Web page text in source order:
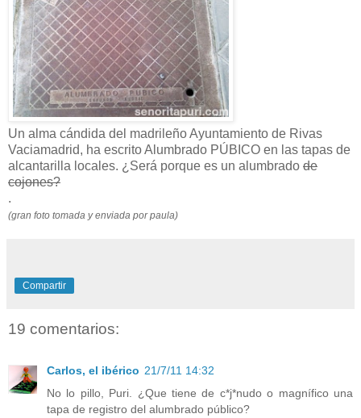
Un alma cándida del madrileño Ayuntamiento de Rivas
Vaciamadrid, ha escrito Alumbrado PÚBICO en las tapas de
alcantarilla locales. ¿Será porque es un alumbrado de
cojones?
.
(gran foto tomada y enviada por paula)
Compartir
19 comentarios:
Carlos, el ibérico 21/7/11 14:32
No lo pillo, Puri. ¿Que tiene de c*j*nudo o magnífico una
tapa de registro del alumbrado público?